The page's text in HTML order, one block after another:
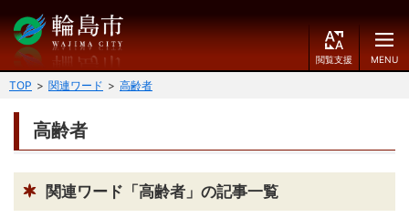
閲
覧
E
黒
青
くらしのガイド
届出・登録・証明 保険・年金・介護
TOP 関連ワード 高齢者
高齢者
関連ワード「高齢者」の記事一覧